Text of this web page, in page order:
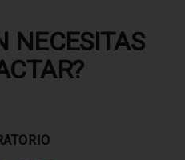
NECESITAS